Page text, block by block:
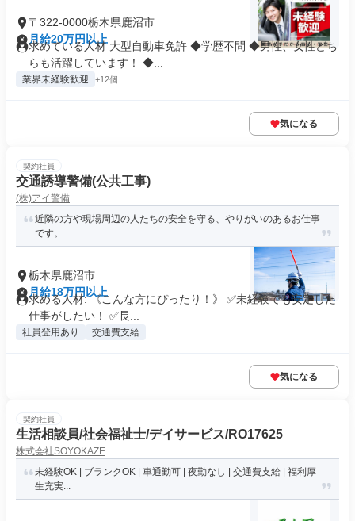
〒322-0000栃木県鹿沼市
月給20万円以上
求めている人材 大型自動車免許 ◆学歴不問 ◆男性、女性どち
らも活躍しています！ ◆...
業界未経験歓迎 +12個
気になる
契約社員
交通誘導警備(公共工事)
(株)アイ警備
近隣の方や現場周辺の人たちの安全を守る、やりがいのあるお仕事
です。
栃木県鹿沼市
月給18万円以上
求める人材: 《こんな方にぴったり！》 ✅未経験でも安定した
仕事がしたい！ ✅長...
社員登用あり 交通費支給
気になる
契約社員
生活相談員/社会福祉士/デイサービス/RO17625
株式会社SOYOKAZE
未経験OK | ブランクOK | 車通勤可 | 夜勤なし | 交通費支給 | 福利厚
生充実...